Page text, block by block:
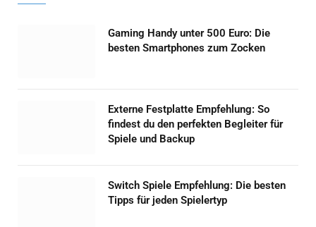
Gaming Handy unter 500 Euro: Die
besten Smartphones zum Zocken
Externe Festplatte Empfehlung: So
findest du den perfekten Begleiter für
Spiele und Backup
Switch Spiele Empfehlung: Die besten
Tipps für jeden Spielertyp